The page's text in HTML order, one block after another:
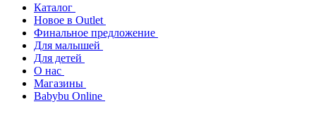
Каталог
Новое в Outlet
Финальное предложение
Для малышей
Для детей
О нас
Магазины
Babybu Online